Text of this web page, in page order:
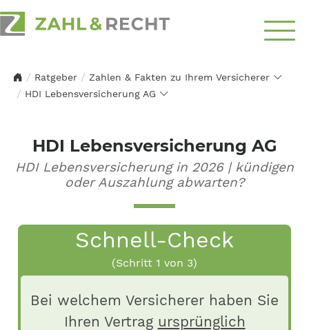
Uns
Ratgeber
Kontakt
aufnehmen
Ratgeber
Zahlen & Fakten zu Ihrem Versicherer
HDI Lebensversicherung AG
HDI Lebensversicherung AG
HDI Lebensversicherung in 2026 | kündigen
oder Auszahlung abwarten?
Schnell-Check
(Schritt 1 von 3)
Bei welchem Versicherer haben Sie
Ihren Vertrag ursprünglich